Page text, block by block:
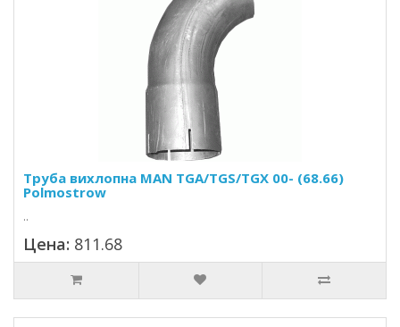
Труба вихлопна MAN TGA/TGS/TGX 00- (68.66)
Polmostrow
..
Цена: 811.68